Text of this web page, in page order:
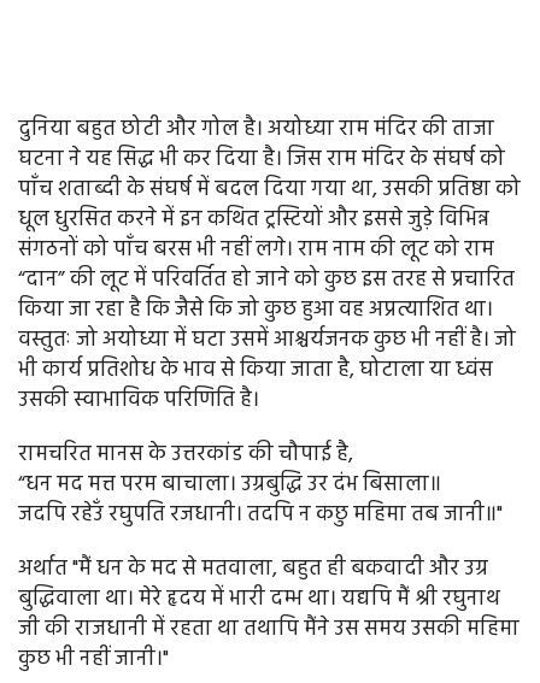
दुनिया बहुत छोटी और गोल है। अयोध्या राम मंदिर की ताजा
घटना ने यह सिद्ध भी कर दिया है। जिस राम मंदिर के संघर्ष को
पाँच शताब्दी के संघर्ष में बदल दिया गया था, उसकी प्रतिष्ठा को
धूल धुरसित करने में इन कथित ट्रस्टियों और इससे जुड़े विभिन्न
संगठनों को पाँच बरस भी नहीं लगे। राम नाम की लूट को राम
“दान” की लूट में परिवर्तित हो जाने को कुछ इस तरह से प्रचारित
किया जा रहा है कि जैसे कि जो कुछ हुआ वह अप्रत्याशित था।
वस्तुतः जो अयोध्या में घटा उसमें आश्चर्यजनक कुछ भी नहीं है। जो
भी कार्य प्रतिशोध के भाव से किया जाता है, घोटाला या ध्वंस
उसकी स्वाभाविक परिणिति है।
रामचरित मानस के उत्तरकांड की चौपाई है,
“धन मद मत्त परम बाचाला। उग्रबुद्धि उर दंभ बिसाला॥
जदपि रहेउँ रघुपति रजधानी। तदपि न कछु महिमा तब जानी॥"
अर्थात "मैं धन के मद से मतवाला, बहुत ही बकवादी और उग्र
बुद्धिवाला था। मेरे हृदय में भारी दम्भ था। यद्यपि मैं श्री रघुनाथ
जी की राजधानी में रहता था तथापि मैंने उस समय उसकी महिमा
कुछ भी नहीं जानी।"